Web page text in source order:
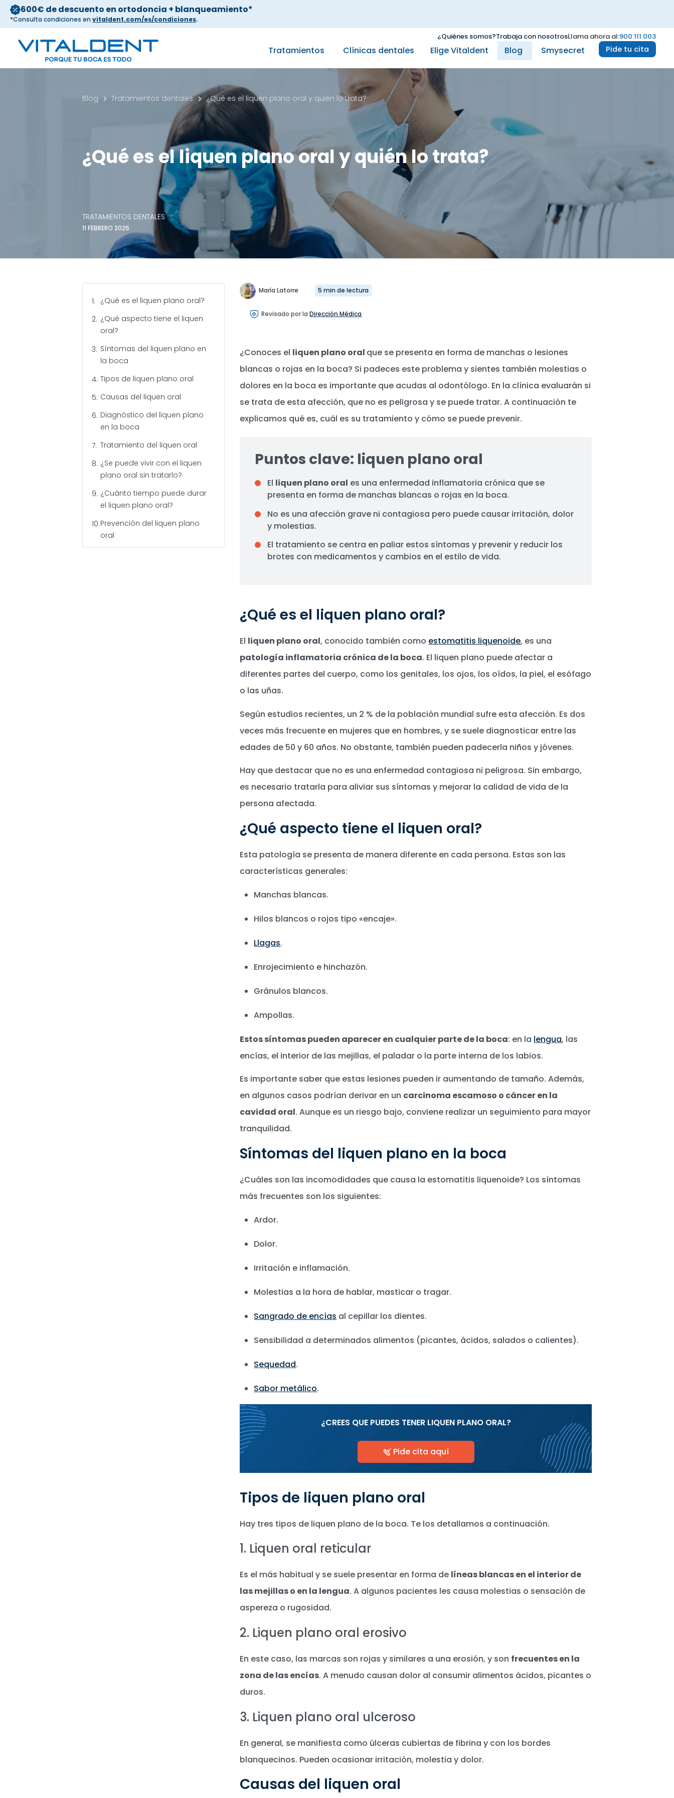
600€ de descuento en ortodoncia + blanqueamiento*
*Consulta condiciones en vitaldent.com/es/condiciones.
¿Quiénes somos?Trabaja con nosotrosLlama ahora al:900 111 003
Tratamientos Clínicas dentales Elige Vitaldent Blog Smysecret Pide tu cita
Blog Tratamientos dentales ¿Qué es el liquen plano oral y quién lo trata?
¿Qué es el liquen plano oral y quién lo trata?
TRATAMIENTOS DENTALES
11 FEBRERO 2025
¿Qué es el liquen plano oral?
¿Qué aspecto tiene el liquen
oral?
Síntomas del liquen plano en
la boca
Tipos de liquen plano oral
Causas del liquen oral
Diagnóstico del liquen plano
en la boca
Tratamiento del liquen oral
¿Se puede vivir con el liquen
plano oral sin tratarlo?
¿Cuánto tiempo puede durar
el liquen plano oral?
Prevención del liquen plano
oral
María Latorre 5 min de lectura
Revisado por laDirección Médica
¿Conoces el liquen plano oral que se presenta en forma de manchas o lesiones
blancas o rojas en la boca? Si padeces este problema y sientes también molestias o
dolores en la boca es importante que acudas al odontólogo. En la clínica evaluarán si
se trata de esta afección, que no es peligrosa y se puede tratar. A continuación te
explicamos qué es, cuál es su tratamiento y cómo se puede prevenir.
Puntos clave: liquen plano oral
El liquen plano oral es una enfermedad inflamatoria crónica que se
presenta en forma de manchas blancas o rojas en la boca.
No es una afección grave ni contagiosa pero puede causar irritación, dolor
y molestias.
El tratamiento se centra en paliar estos síntomas y prevenir y reducir los
brotes con medicamentos y cambios en el estilo de vida.
¿Qué es el liquen plano oral?
El liquen plano oral, conocido también como estomatitis liquenoide, es una
patología inflamatoria crónica de la boca. El liquen plano puede afectar a
diferentes partes del cuerpo, como los genitales, los ojos, los oídos, la piel, el esófago
o las uñas.
Según estudios recientes, un 2 % de la población mundial sufre esta afección. Es dos
veces más frecuente en mujeres que en hombres, y se suele diagnosticar entre las
edades de 50 y 60 años. No obstante, también pueden padecerla niños y jóvenes.
Hay que destacar que no es una enfermedad contagiosa ni peligrosa. Sin embargo,
es necesario tratarla para aliviar sus síntomas y mejorar la calidad de vida de la
persona afectada.
¿Qué aspecto tiene el liquen oral?
Esta patología se presenta de manera diferente en cada persona. Estas son las
características generales:
Manchas blancas.
Hilos blancos o rojos tipo «encaje».
Llagas.
Enrojecimiento e hinchazón.
Gránulos blancos.
Ampollas.
Estos síntomas pueden aparecer en cualquier parte de la boca: en la lengua, las
encías, el interior de las mejillas, el paladar o la parte interna de los labios.
Es importante saber que estas lesiones pueden ir aumentando de tamaño. Además,
en algunos casos podrían derivar en un carcinoma escamoso o cáncer en la
cavidad oral. Aunque es un riesgo bajo, conviene realizar un seguimiento para mayor
tranquilidad.
Síntomas del liquen plano en la boca
¿Cuáles son las incomodidades que causa la estomatitis liquenoide? Los síntomas
más frecuentes son los siguientes:
Ardor.
Dolor.
Irritación e inflamación.
Molestias a la hora de hablar, masticar o tragar.
Sangrado de encías al cepillar los dientes.
Sensibilidad a determinados alimentos (picantes, ácidos, salados o calientes).
Sequedad.
Sabor metálico.
¿CREES QUE PUEDES TENER LIQUEN PLANO ORAL?
Pide cita aquí
Tipos de liquen plano oral
Hay tres tipos de liquen plano de la boca. Te los detallamos a continuación.
1. Liquen oral reticular
Es el más habitual y se suele presentar en forma de líneas blancas en el interior de
las mejillas o en la lengua. A algunos pacientes les causa molestias o sensación de
aspereza o rugosidad.
2. Liquen plano oral erosivo
En este caso, las marcas son rojas y similares a una erosión, y son frecuentes en la
zona de las encías. A menudo causan dolor al consumir alimentos ácidos, picantes o
duros.
3. Liquen plano oral ulceroso
En general, se manifiesta como úlceras cubiertas de fibrina y con los bordes
blanquecinos. Pueden ocasionar irritación, molestia y dolor.
Causas del liquen oral